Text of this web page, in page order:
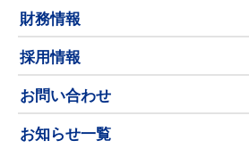
財務情報
採用情報
お問い合わせ
お知らせ一覧